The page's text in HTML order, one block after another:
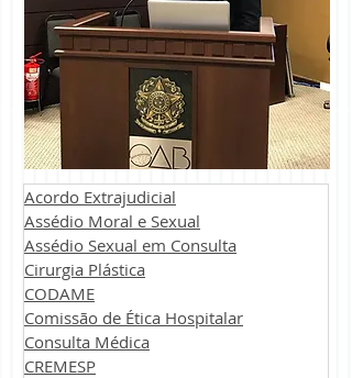
Acordo Extrajudicial
Assédio Moral e Sexual
Assédio Sexual em Consulta
Cirurgia Plástica
CODAME
Comissão de Ética Hospitalar
Consulta Médica
CREMESP